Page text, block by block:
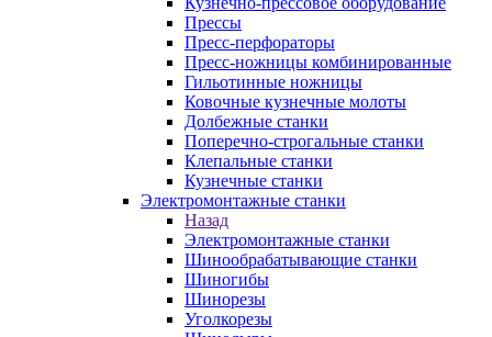
Прессы
Пресс-перфораторы
Пресс-ножницы комбинированные
Гильотинные ножницы
Ковочные кузнечные молоты
Долбежные станки
Поперечно-строгальные станки
Клепальные станки
Кузнечные станки
Электромонтажные станки
Назад
Электромонтажные станки
Шинообрабатывающие станки
Шиногибы
Шинорезы
Уголкорезы